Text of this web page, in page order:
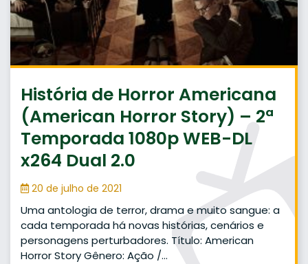
História de Horror Americana
(American Horror Story) – 2ª
Temporada 1080p WEB-DL
x264 Dual 2.0
20 de julho de 2021
Uma antologia de terror, drama e muito sangue: a
cada temporada há novas histórias, cenários e
personagens perturbadores. Título: American
Horror Story Gênero: Ação /…